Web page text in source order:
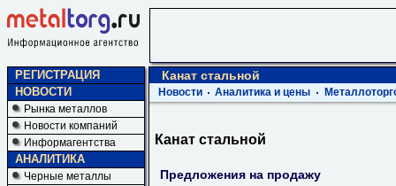
РЕГИСТРАЦИЯ
НОВОСТИ
Рынка металлов
Новости компаний
Информагентства
АНАЛИТИКА
Черные металлы
Канат стальной
Новости Аналитика и цены
Канат стальной
Предложения на продажу